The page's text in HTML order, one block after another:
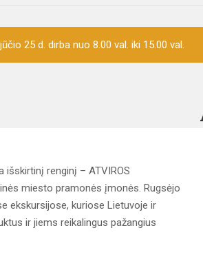
25 d. dirba nuo 8.00 val. iki 15.00 val.
išskirtinį renginį – ATVIROS
miesto pramonės įmonės. Rugsėjo
ekskursijose, kuriose Lietuvoje ir
ir jiems reikalingus pažangius